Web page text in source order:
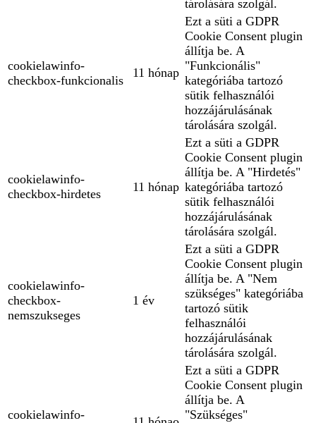
tárolására szolgál.
cookielawinfo-
checkbox-funkcionalis
11 hónap
Ezt a süti a GDPR
Cookie Consent plugin
állítja be. A
"Funkcionális"
kategóriába tartozó
sütik felhasználói
hozzájárulásának
tárolására szolgál.
cookielawinfo-
checkbox-hirdetes
11 hónap
Ezt a süti a GDPR
Cookie Consent plugin
állítja be. A "Hirdetés"
kategóriába tartozó
sütik felhasználói
hozzájárulásának
tárolására szolgál.
cookielawinfo-
checkbox-
nemszukseges
1 év
Ezt a süti a GDPR
Cookie Consent plugin
állítja be. A "Nem
szükséges" kategóriába
tartozó sütik
felhasználói
hozzájárulásának
tárolására szolgál.
cookielawinfo-
Ezt a süti a GDPR
Cookie Consent plugin
állítja be. A
"Szükséges"